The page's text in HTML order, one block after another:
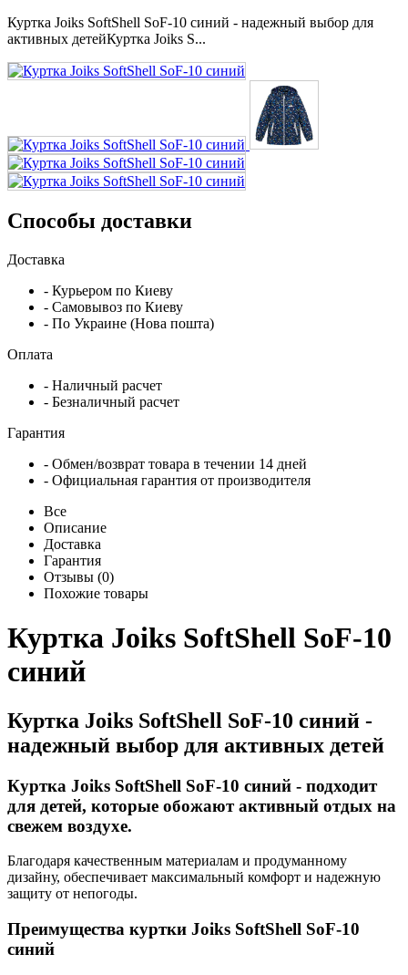
Куртка Joiks SoftShell SoF-10 синий - надежный выбор для
активных детейКуртка Joiks S...
Способы доставки
Доставка
- Курьером по Киеву
- Самовывоз по Киеву
- По Украине (Нова пошта)
Оплата
- Наличный расчет
- Безналичный расчет
Гарантия
- Обмен/возврат товара в течении 14 дней
- Официальная гарантия от производителя
Все
Описание
Доставка
Гарантия
Отзывы (0)
Похожие товары
Куртка Joiks SoftShell SoF-10
синий
Куртка Joiks SoftShell SoF-10 синий -
надежный выбор для активных детей
Куртка Joiks SoftShell SoF-10 синий - подходит
для детей, которые обожают активный отдых на
свежем воздухе.
Благодаря качественным материалам и продуманному
дизайну, обеспечивает максимальный комфорт и надежную
защиту от непогоды.
Преимущества куртки Joiks SoftShell SoF-10
синий